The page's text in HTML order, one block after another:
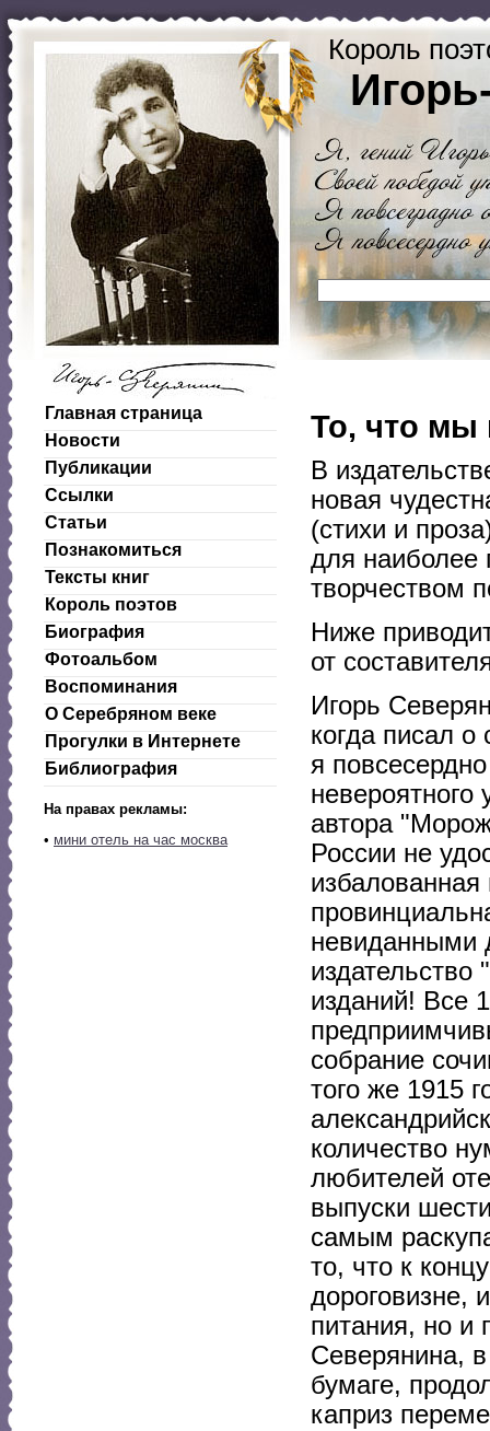
Король
Главная страница
Новости
Публикации
Ссылки
Статьи
Познакомиться
Тексты книг
Король поэтов
Биография
Фотоальбом
Воспоминания
О Серебряном веке
Прогулки в Интернете
Библиография
На правах рекламы:
• мини отель на час москва
То, что мы
В
новая
(стихи и
для наиболее
творчеством
Ниже
от
Игорь
когда писал о
я
автора
России не
избалованная
невиданными
изданий! Все
собрание
того же 1915
количество
любителей
выпуски
самым
то, что к
дороговизне,
питания, но и
Северянина,
бумаге,
каприз